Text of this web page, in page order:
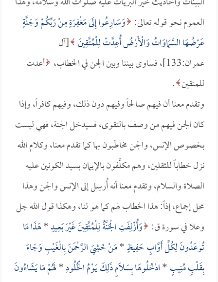
العموم نحو قوله تعالى: وَسَارِعُوا إِلَى مَغْفِرَةٍ مِنْ رَبِّكُمْ وَجَنَّةٍ
عَرْضُهَا السَّمَاوَاتُ وَالْأَرْضُ أُعِدَّتْ لِلْمُتَّقِينَ [آل
عمران:133]، فساوى بيننا وبين الجن في الخطاب،
أعدت
للمتقين .
وتقدم معنا أن فيهم صالحاً وفيهم دون ذلك، وفيهم كافراً، وإذا
كان الجن فيهم من وصف بالتقوى، فسيدخل الجنة، فهي ليست
بخصوص الإنس، والجن مخاطَبون بها كما تقدم معنا، وكلام الله
نزل خطاباً للثقلين، وهم مكلَّفون بالإيمان بسيد الكونين عليه
الصلاة والسلام، وتقدم معنا أنه أُرسِل إلى الإنس والجن وهذا
محل إجماع، إذاً: هذا الخطاب لهم كما هو لنا، وهكذا قول الله جل
وعلا في سورة ق: وَأُزْلِفَتِ الْجَنَّةُ لِلْمُتَّقِينَ غَيْرَ بَعِيدٍ*هَذَا مَا
تُوعَدُونَ لِكُلِّ أَوَّابٍ حَفِيظٍ*مَنْ خَشِيَ الرَّحْمَنَ بِالْغَيْبِ وَجَاءَ
بِقَلْبٍ مُنِيبٍ*ادْخُلُوهَا بِسَلَامٍ ذَلِكَ يَوْمُ الْخُلُودِ*لَهُمْ مَا يَشَاءُونَ